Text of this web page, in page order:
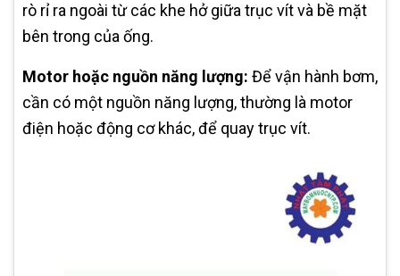
rò rỉ ra ngoài từ các khe hở giữa trục vít và bề mặt
bên trong của ống.
Motor hoặc nguồn năng lượng: Để vận hành bơm,
cần có một nguồn năng lượng, thường là motor
điện hoặc động cơ khác, để quay trục vít.